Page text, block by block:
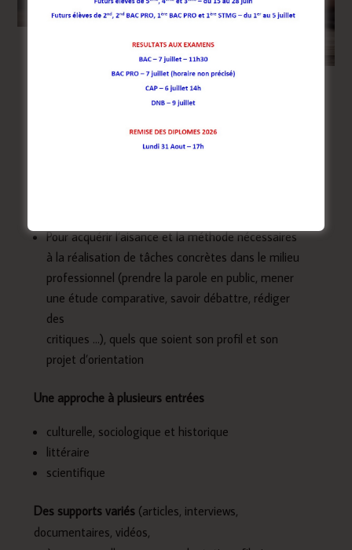
Présentation de la formation
Approche pédagogique du
Pour acquérir l’aisance et la méthode nécessaires
à la réalisation de tâches concrètes dans le milieu
professionnel (prendre la parole en public, mener
une étude comparative, savoir débattre, rédiger
des
critiques …), quels que soient son profil et son
projet d’orientation
Une approche à plusieurs entrées
culturelle, sociologique et historique
littéraire
scientifique
Des supports variés(articles, interviews,
documentaires, vidéos,